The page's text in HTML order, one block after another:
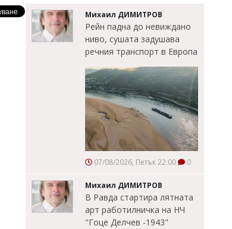
Михаил ДИМИТРОВ
Рейн падна до невиждано
ниво, сушата задушава
речния транспорт в Европа
07/08/2026, Петък 22:00 0
Михаил ДИМИТРОВ
В Равда стартира лятната
арт работилничка на НЧ
"Гоце Делчев -1943"